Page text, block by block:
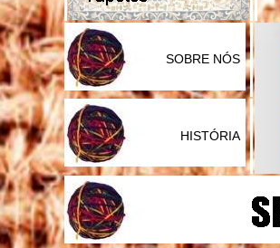
SOBRE NÓS
HISTÓRIA